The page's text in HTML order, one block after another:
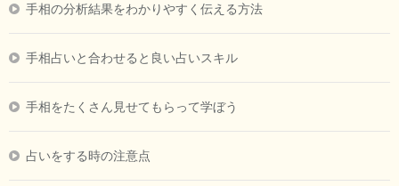
手相の分析結果をわかりやすく伝える方法
手相占いと合わせると良い占いスキル
手相をたくさん見せてもらって学ぼう
占いをする時の注意点